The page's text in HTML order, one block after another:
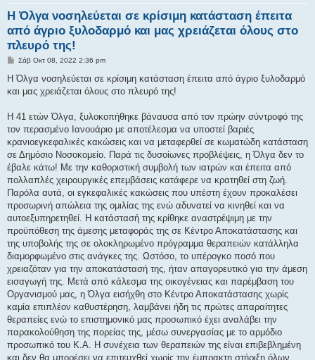
H Όλγα νοσηλεύεται σε κρίσιμη κατάσταση έπειτα
από άγριο ξυλοδαρμό και μας χρειάζεται όλους στο
πλευρό της!
Δ
μ
σ
υ
σ
Σάβ Οκτ 08, 2022 2:36 pm
H Όλγα νοσηλεύεται σε κρίσιμη κατάσταση έπειτα από άγριο ξυλοδαρμό
και μας χρειάζεται όλους στο πλευρό της!
Η 41 ετών Όλγα, ξυλοκοπήθηκε βάναυσα από τον πρώην σύντροφό της
τον περασμένο Ιανουάριο με αποτέλεσμα να υποστεί βαριές
κρανιοεγκεφαλικές κακώσεις και να μεταφερθεί σε κωματώδη κατάσταση
σε Δημόσιο Νοσοκομείο. Παρά τις δυσοίωνες προβλέψεις, η Όλγα δεν το
έβαλε κάτω! Με την καθοριστική συμβολή των ιατρών και έπειτα από
πολλαπλές χειρουργικές επεμβάσεις κατάφερε να κρατηθεί στη ζωή.
Παρόλα αυτά, οι εγκεφαλικές κακώσεις που υπέστη έχουν προκαλέσει
προσωρινή απώλεια της ομιλίας της ενώ αδυνατεί να κινηθεί και να
αυτοεξυπηρετηθεί. Η κατάστασή της κρίθηκε αναστρέψιμη με την
προϋπόθεση της άμεσης μεταφοράς της σε Κέντρο Αποκατάστασης και
της υποβολής της σε ολοκληρωμένο πρόγραμμα θεραπειών κατάλληλα
διαμορφωμένο στις ανάγκες της. Ωστόσο, το υπέρογκο ποσό που
χρειαζόταν για την αποκατάστασή της, ήταν απαγορευτικό για την άμεση
εισαγωγή της. Μετά από κάλεσμα της οικογένειας και παρέμβαση του
Οργανισμού μας, η Όλγα εισήχθη στο Κέντρο Αποκατάστασης χωρίς
καμία επιπλέον καθυστέρηση, λαμβάνει ήδη τις πρώτες απαραίτητες
θεραπείες ενώ το επιστημονικό μας προσωπικό έχει αναλάβει την
παρακολούθηση της πορείας της, μέσω συνεργασίας με το αρμόδιο
προσωπικό του Κ.Α. Η συνέχεια των θεραπειών της είναι επιβεβλημένη
και δεν θα μπορέσει να επιτευχθεί χωρίς την έμπρακτη στήριξη όλων